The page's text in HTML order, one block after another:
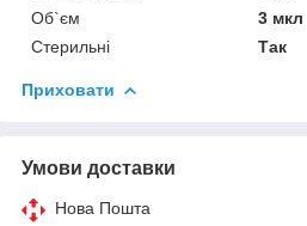
Об`єм
3 мкл
Стерильні
Так
Приховати
Умови доставки
Нова Пошта